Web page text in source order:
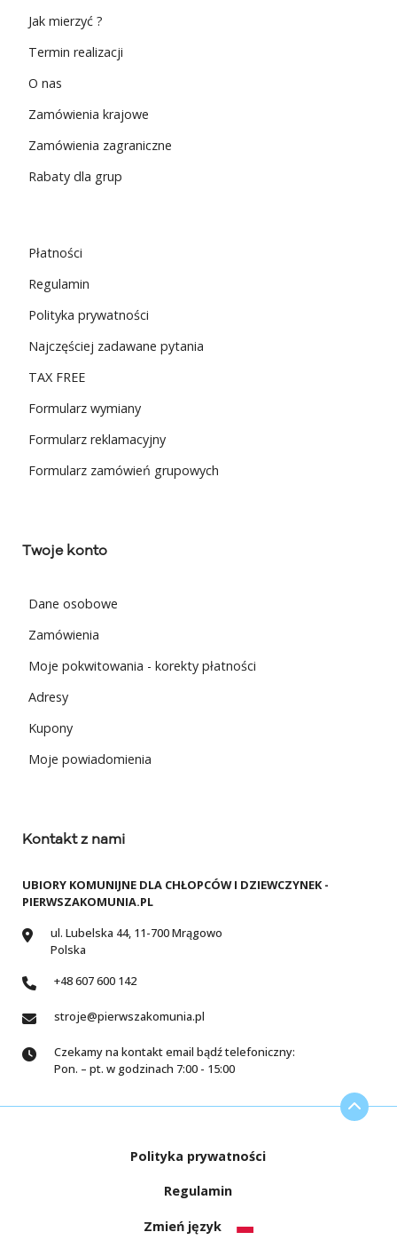
Jak mierzyć ?
Termin realizacji
O nas
Zamówienia krajowe
Zamówienia zagraniczne
Rabaty dla grup
Płatności
Regulamin
Polityka prywatności
Najczęściej zadawane pytania
TAX FREE
Formularz wymiany
Formularz reklamacyjny
Formularz zamówień grupowych
Twoje konto
Dane osobowe
Zamówienia
Moje pokwitowania - korekty płatności
Adresy
Kupony
Moje powiadomienia
Kontakt z nami
UBIORY KOMUNIJNE DLA CHŁOPCÓW I DZIEWCZYNEK -
PIERWSZAKOMUNIA.PL
ul. Lubelska 44, 11-700 Mrągowo
Polska
+48 607 600 142
stroje@pierwszakomunia.pl
Czekamy na kontakt email bądź telefoniczny:
Pon. – pt. w godzinach 7:00 - 15:00
Polityka prywatności
Regulamin
Zmień język